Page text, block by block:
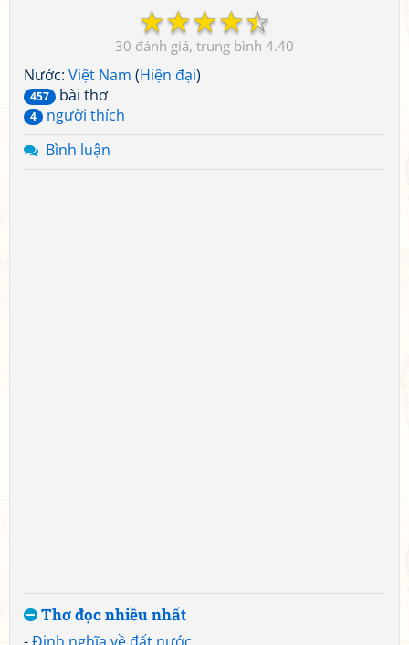
☆
☆
☆
☆
☆
30 4.40
Nước: Việt Nam (Hiện đại)
457 bài thơ
4
người thích
Bình luận
Thơ đọc nhiều nhất